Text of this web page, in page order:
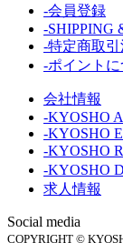
-会員登録
-SHIPPING
-特定商取
-ポイントに
会社情報
-KYOSHO
-KYOSHO
-KYOSHO
-KYOSHO
求人情報
Social media
COPYRIGHT ©